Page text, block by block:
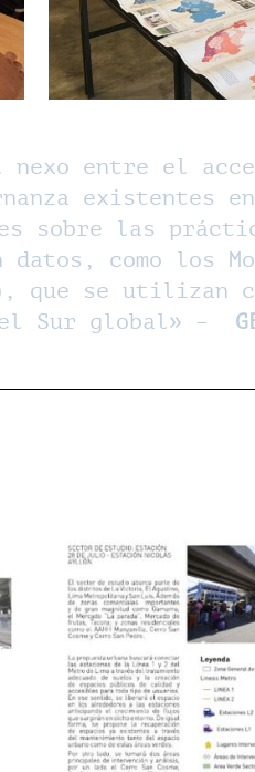
nexo entre el
existentes
sobre las
como los
que se
Sur global» –